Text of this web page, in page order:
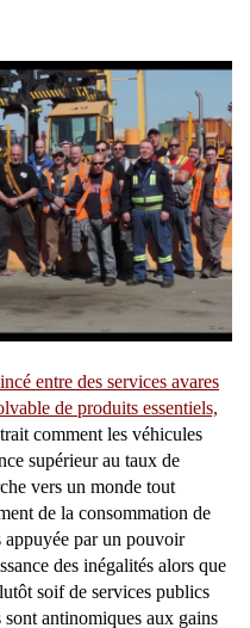
entre des services avares
de produits essentiels,
comment les véhicules
supérieur au taux de
vers un monde tout
de la consommation de
appuyée par un pouvoir
des inégalités alors que
soif de services publics
antinomiques aux gains